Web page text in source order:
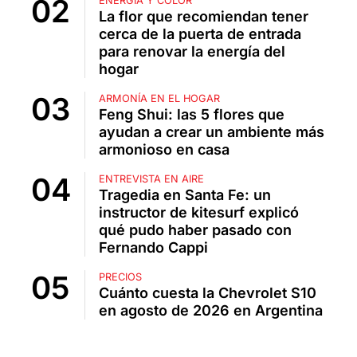
La flor que recomiendan tener
cerca de la puerta de entrada
para renovar la energía del
hogar
ARMONÍA EN EL HOGAR
Feng Shui: las 5 flores que
ayudan a crear un ambiente más
armonioso en casa
ENTREVISTA EN AIRE
Tragedia en Santa Fe: un
instructor de kitesurf explicó
qué pudo haber pasado con
Fernando Cappi
PRECIOS
Cuánto cuesta la Chevrolet S10
en agosto de 2026 en Argentina